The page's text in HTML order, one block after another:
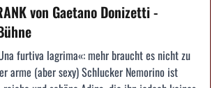
von Gaetano Donizetti -
furtiva lagrima«: mehr braucht es nicht zu
arme (aber sexy) Schlucker Nemorino ist